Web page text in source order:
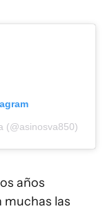
(@asinosva850)
años
las